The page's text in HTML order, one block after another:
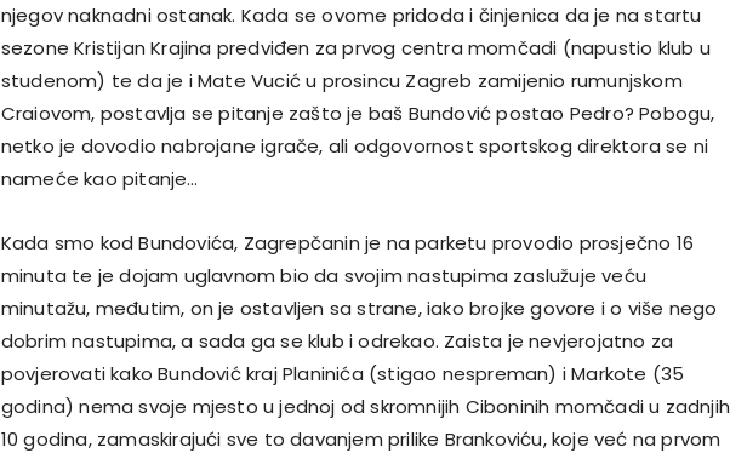
njegov naknadni ostanak. Kada se ovome pridoda i činjenica da je na startu
sezone Kristijan Krajina predviđen za prvog centra momčadi (napustio klub u
studenom) te da je i Mate Vucić u prosincu Zagreb zamijenio rumunjskom
Craiovom, postavlja se pitanje zašto je baš Bundović postao Pedro? Pobogu,
netko je dovodio nabrojane igrače, ali odgovornost sportskog direktora se ni
nameće kao pitanje…
Kada smo kod Bundovića, Zagrepčanin je na parketu provodio prosječno 16
minuta te je dojam uglavnom bio da svojim nastupima zaslužuje veću
minutažu, međutim, on je ostavljen sa strane, iako brojke govore i o više nego
dobrim nastupima, a sada ga se klub i odrekao. Zaista je nevjerojatno za
povjerovati kako Bundović kraj Planinića (stigao nespreman) i Markote (35
godina) nema svoje mjesto u jednoj od skromnijih Ciboninih momčadi u zadnjih
10 godina, zamaskirajući sve to davanjem prilike Brankoviću, koje već na prvom